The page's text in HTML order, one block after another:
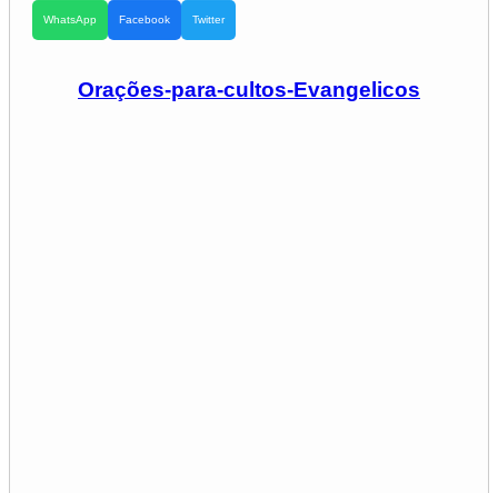
WhatsApp Facebook Twitter
Orações-para-cultos-Evangelicos